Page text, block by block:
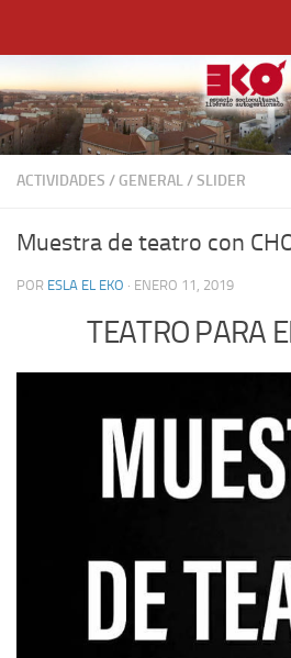
ACTIVIDADES / GENERAL/SLIDER
Muestra de teatro con
POR ESLA EL EKO · ENERO 11, 2019
TEATRO PARA